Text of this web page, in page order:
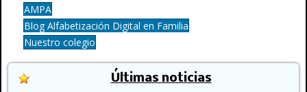
AMPA
Blog Alfabetización Digital en Familia
Nuestro colegio
Últimas noticias